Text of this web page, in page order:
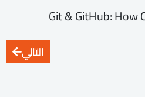
Git & GitHub: How
التالي